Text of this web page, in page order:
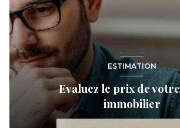
ESTIMATION
Evaluez le prix de
immobilier